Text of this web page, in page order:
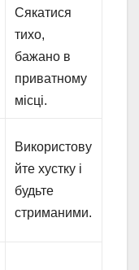
Сякатися
тихо,
бажано в
приватному
місці.
Використову
йте хустку і
будьте
стриманими.